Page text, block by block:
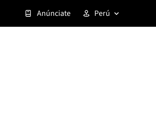
Anúnciate Perú